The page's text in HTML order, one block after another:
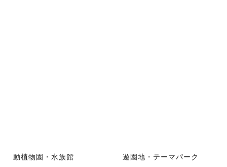
動植物園・水族館 遊園地・テーマパーク